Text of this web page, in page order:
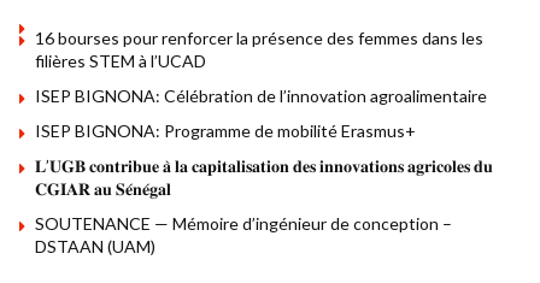
16 bourses pour renforcer la présence des femmes dans les
filières STEM à l’UCAD
ISEP BIGNONA: Célébration de l’innovation agroalimentaire
ISEP BIGNONA: Programme de mobilité Erasmus+
𝐋’𝐔𝐆𝐁 𝐜𝐨𝐧𝐭𝐫𝐢𝐛𝐮𝐞 𝐚̀ 𝐥𝐚 𝐜𝐚𝐩𝐢𝐭𝐚𝐥𝐢𝐬𝐚𝐭𝐢𝐨𝐧 𝐝𝐞𝐬 𝐢𝐧𝐧𝐨𝐯𝐚𝐭𝐢𝐨𝐧𝐬 𝐚𝐠𝐫𝐢𝐜𝐨𝐥𝐞𝐬 𝐝𝐮
𝐂𝐆𝐈𝐀𝐑 𝐚𝐮 𝐒𝐞́𝐧𝐞́𝐠𝐚𝐥
SOUTENANCE — Mémoire d’ingénieur de conception –
DSTAAN (UAM)